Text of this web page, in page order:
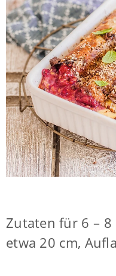
Zutaten für 6 –
etwa 20 cm,